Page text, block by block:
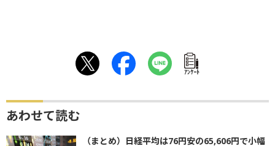
ｱﾝｹｰﾄ
あわせて読む
（まとめ）日経平均は76円安の65,606円で小幅